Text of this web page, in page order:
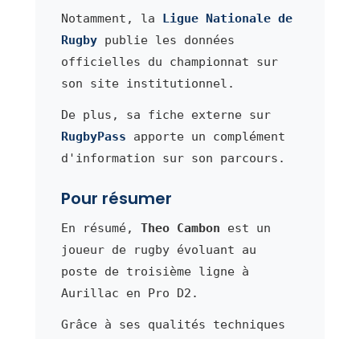
Notamment, la Ligue Nationale de
Rugbypublie les données
officielles du championnat sur
son site institutionnel.
De plus, sa fiche externe sur
RugbyPass apporte un complément
d'information sur son parcours.
Pour résumer
En résumé, Theo Cambon est un
joueur de rugby évoluant au
poste de troisième ligne à
Aurillac en Pro D2.
Grâce à ses qualités techniques